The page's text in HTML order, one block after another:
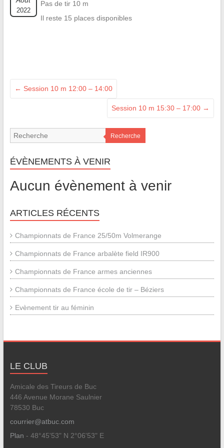
2022
Pas de tir 10 m
Il reste 15 places disponibles
← Session 10 m 12:00 – 14:00
Session 10 m 15:30 – 17:00 →
Recherche
ÉVÈNEMENTS À VENIR
Aucun évènement à venir
ARTICLES RÉCENTS
Championnats de France 25/50m Volmerange
Championnats de France arbalète field IR900
Championnats de France armes anciennes
Championnats de France école de tir – Béziers
Evènement tir au féminin
LE CLUB
Amicale des Tireurs de Buc
446 Avenue Morane Saulnier
78530 Buc
courrier@atbuc.com
Plan - 48°45'53" N 2°06'53" E